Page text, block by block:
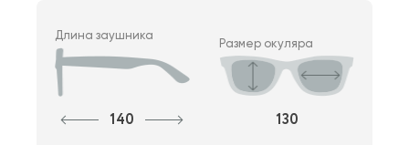
Длина заушника
140
Размер окуляра
130